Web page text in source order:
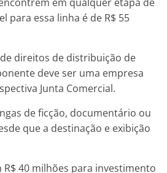
para essa linha é de R$ 55
direitos de distribuição de
deve ser uma empresa
Junta Comercial.
de ficção, documentário ou
que a destinação e exibição
40 milhões para investimento